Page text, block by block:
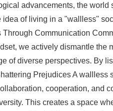
advancements, the
of living in a "wallless"
Communication
we actively dismantle
of diverse perspectives.
Prejudices A
cooperation,
This creates a space